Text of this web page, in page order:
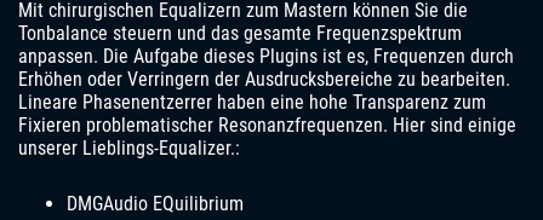
Mit chirurgischen Equalizern zum Mastern können Sie die
Tonbalance steuern und das gesamte Frequenzspektrum
anpassen. Die Aufgabe dieses Plugins ist es, Frequenzen durch
Erhöhen oder Verringern der Ausdrucksbereiche zu bearbeiten.
Lineare Phasenentzerrer haben eine hohe Transparenz zum
Fixieren problematischer Resonanzfrequenzen. Hier sind einige
unserer Lieblings-Equalizer.:
DMGAudio EQuilibrium